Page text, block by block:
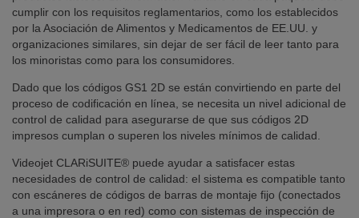
cumplir con los requisitos reglamentarios, como los establecidos
por la Asociación de Alimentos y Medicamentos de EE.UU. y
organizaciones similares, sin dejar de ser fácil de leer tanto para
los minoristas como para los consumidores.
Dado que los códigos GS1 2D se están convirtiendo en parte del
proceso de codificación en línea, se necesita un nivel adicional de
control de calidad para asegurarse de que sus códigos 2D
impresos cumplan o superen los niveles mínimos de calidad.
Videojet CLARiSUITE® puede ayudar a satisfacer estas
necesidades de control de calidad: el sistema es compatible tanto
con escáneres de códigos de barras de montaje fijo (conectados
a una impresora o en red) como con sistemas de inspección de